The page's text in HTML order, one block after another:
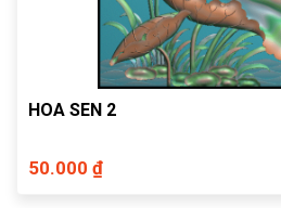
HOA SEN 2
50.000 ₫